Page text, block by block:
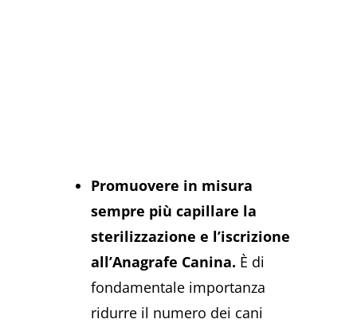
Promuovere in misura
sempre più capillare la
sterilizzazione e l’iscrizione
all’Anagrafe Canina. È di
fondamentale importanza
ridurre il numero dei cani